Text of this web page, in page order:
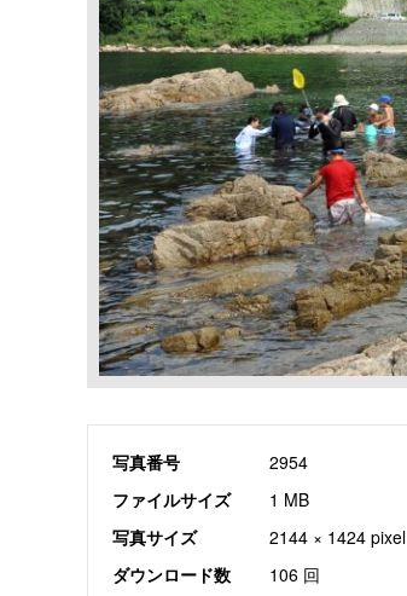
写真番号
2954
ファイルサイズ
1 MB
写真サイズ
2144 × 1424 pixel
ダウンロード数
106 回